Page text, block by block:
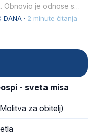
Obnovio je odnose s
DANA · 2 minute čitanja
- sveta misa
za obitelj)